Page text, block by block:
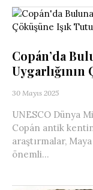
Copán’da
30 Mayıs 2025
UNESCO Dünya
Copán antik
araştırmalar,
önemli...